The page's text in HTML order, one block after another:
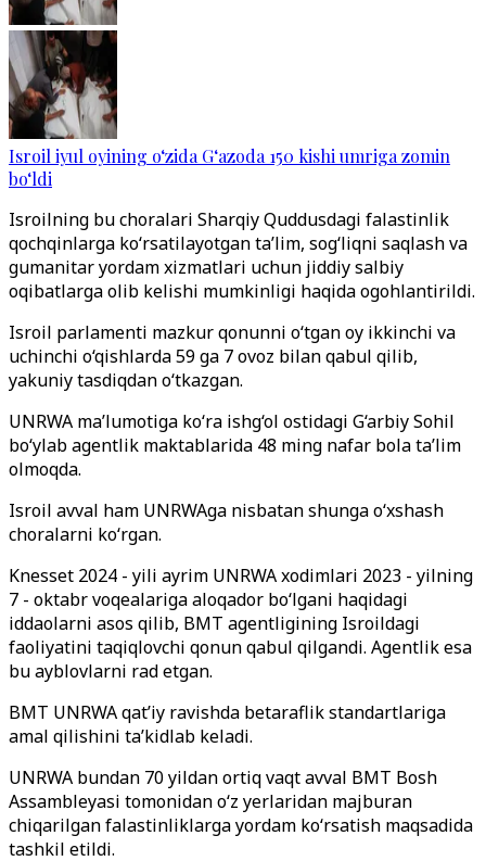
Isroil iyul oyining o‘zida G‘azoda 150 kishi umriga zomin
bo‘ldi
Isroilning bu choralari Sharqiy Quddusdagi falastinlik
qochqinlarga ko‘rsatilayotgan ta’lim, sog‘liqni saqlash va
gumanitar yordam xizmatlari uchun jiddiy salbiy
oqibatlarga olib kelishi mumkinligi haqida ogohlantirildi.
Isroil parlamenti mazkur qonunni o‘tgan oy ikkinchi va
uchinchi o‘qishlarda 59 ga 7 ovoz bilan qabul qilib,
yakuniy tasdiqdan o‘tkazgan.
UNRWA ma’lumotiga ko‘ra ishg‘ol ostidagi G‘arbiy Sohil
bo‘ylab agentlik maktablarida 48 ming nafar bola ta’lim
olmoqda.
Isroil avval ham UNRWAga nisbatan shunga o‘xshash
choralarni ko‘rgan.
Knesset 2024 - yili ayrim UNRWA xodimlari 2023 - yilning
7 - oktabr voqealariga aloqador bo‘lgani haqidagi
iddaolarni asos qilib, BMT agentligining Isroildagi
faoliyatini taqiqlovchi qonun qabul qilgandi. Agentlik esa
bu ayblovlarni rad etgan.
BMT UNRWA qat’iy ravishda betaraflik standartlariga
amal qilishini ta’kidlab keladi.
UNRWA bundan 70 yildan ortiq vaqt avval BMT Bosh
Assambleyasi tomonidan o‘z yerlaridan majburan
chiqarilgan falastinliklarga yordam ko‘rsatish maqsadida
tashkil etildi.